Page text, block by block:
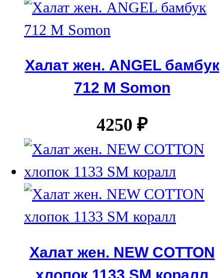
Халат жен. ANGEL бамбук
712 М Somon
4250 ₽
Халат жен. NEW COTTON
хлопок 1133 SM коралл